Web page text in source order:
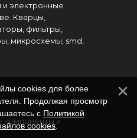
и электронные
Кварцы,
фильтры,
микросхемы, smd,
компоненты и
cookies для более
Продолжая просмотр
с Политикой
cookies.